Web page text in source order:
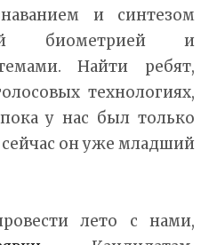
и синтезом
биометрией и
Найти ребят,
технологиях,
у нас был только
он уже младший
лето с нами,